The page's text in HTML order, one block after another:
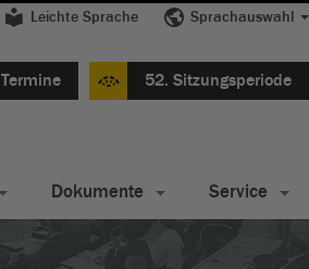
Leichte Sprache Sprachauswahl
Termine 52. Sitzungsperiode
Dokumente Service